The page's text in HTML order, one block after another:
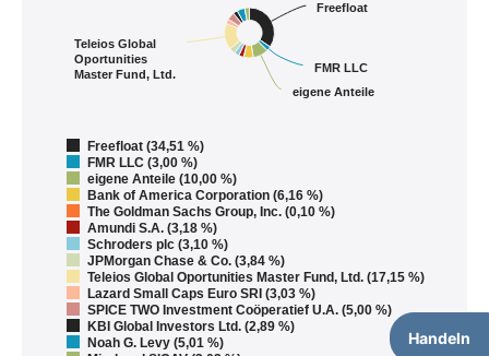
Handeln
Freefloat
FMR LLC
eigene Anteile
Teleios Global
Oportunities
Master Fund, Ltd.
Freefloat (34,51 %)
FMR LLC (3,00 %)
eigene Anteile (10,00 %)
Bank of America Corporation (6,16 %)
The Goldman Sachs Group, Inc. (0,10 %)
Amundi S.A. (3,18 %)
Schroders plc (3,10 %)
JPMorgan Chase & Co. (3,84 %)
Teleios Global Oportunities Master Fund, Ltd. (17,15 %)
Lazard Small Caps Euro SRI (3,03 %)
SPICE TWO Investment Coöperatief U.A. (5,00 %)
KBI Global Investors Ltd. (2,89 %)
Noah G. Levy (5,01 %)